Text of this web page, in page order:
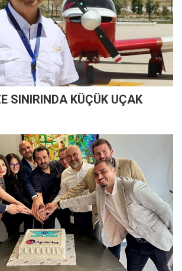
SINIRINDA KÜÇÜK UÇAK